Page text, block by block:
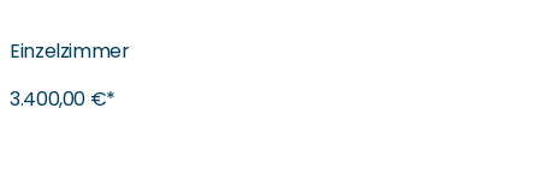
Einzelzimmer
3.400,00 €*